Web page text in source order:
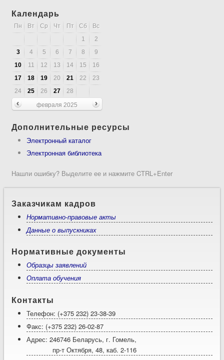
Календарь
Пн Вт Ср Чт Пт Сб
Вс
1
2
3
4 5 6 7 8
9
10
11 12 13 14 15
16
17
18 19 20 21 22
23
24
25 26 27
28
февраля 2025
Дополнительные ресурсы
Электронный каталог
Электронная библиотека
Нашли ошибку? Выделите ее и нажмите CTRL+Enter
Заказчикам кадров
Нормативно-правовые акты
Данные о выпускниках
Нормативные документы
Образцы заявлений
Оплата обучения
Контакты
Телефон: (+375 232) 23-38-39
Факс: (+375 232) 26-02-87
Адрес: 246746 Беларусь, г. Гомель,
пр-т Октября, 48, каб. 2-116